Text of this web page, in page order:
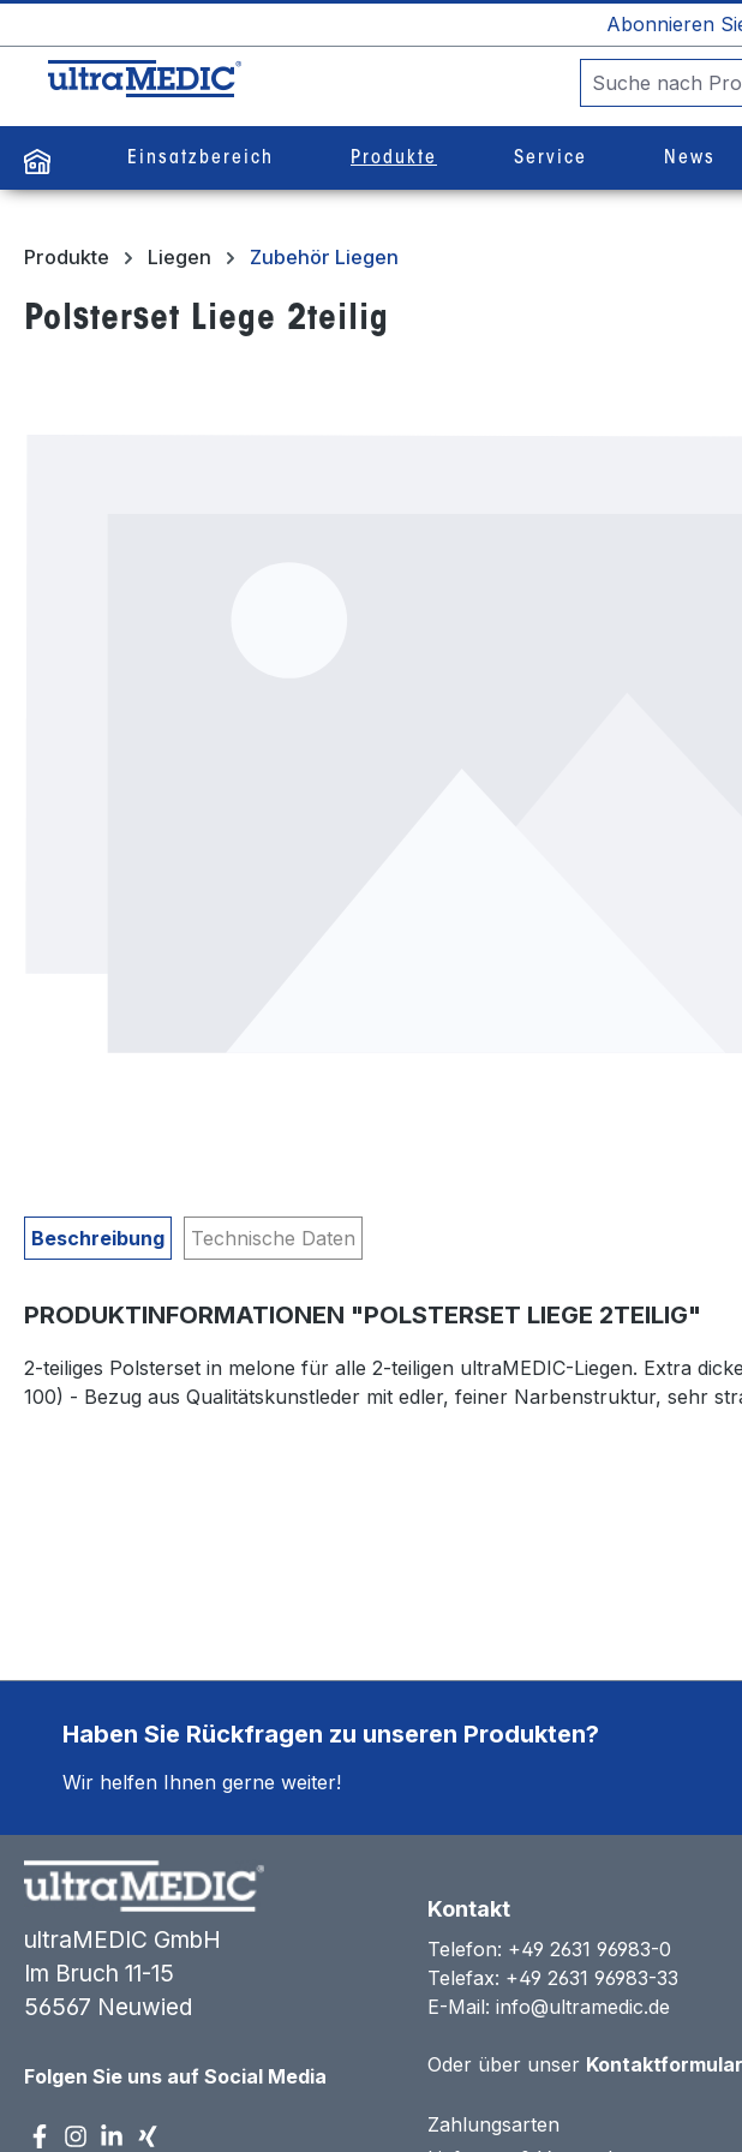
Abonnieren
Einsatzbereich Produkte Service News
Produkte Liegen Zubehör Liegen
Polsterset Liege 2teilig
Beschreibung Technische Daten
PRODUKTINFORMATIONEN "POLSTERSET LIEGE 2TEILIG"
2-teiliges Polsterset in melone für alle 2-teiligen ultraMEDIC-Liegen. Extra
100) - Bezug aus Qualitätskunstleder mit edler, feiner Narbenstruktur, sehr
Haben Sie Rückfragen zu unseren Produkten?
Wir helfen Ihnen gerne weiter!
ultraMEDIC GmbH
Im Bruch 11-15
56567 Neuwied
Folgen Sie uns auf Social Media
Kontakt
Telefon: +49 2631 96983-0
Telefax: +49 2631 96983-33
E-Mail: info@ultramedic.de
Oder über unser Kontaktformular
Zahlungsarten